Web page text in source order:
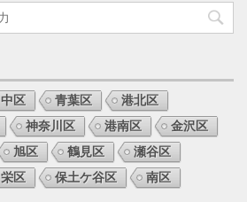
中区 青葉区
港北区
神奈川区 港南区
金沢区
旭区 鶴見区
瀬谷区
栄区 保土ケ谷区 南区